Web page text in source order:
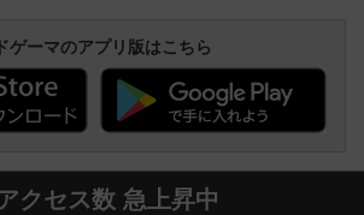
ゲーマのアプリ版はこちら
クセス数 急上昇中